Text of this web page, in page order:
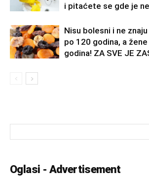
i pitaćete se gde je
Nisu bolesni i ne
po 120 godina, a
godina! ZA SVE JE
Oglasi - Advertisement